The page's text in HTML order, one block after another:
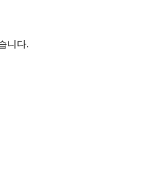
니다.